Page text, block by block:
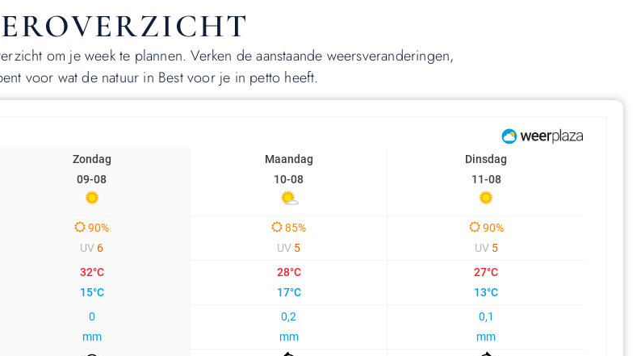
om je week te plannen. Verken de aanstaande weersveranderingen,
voor wat de natuur in Best voor je in petto heeft.